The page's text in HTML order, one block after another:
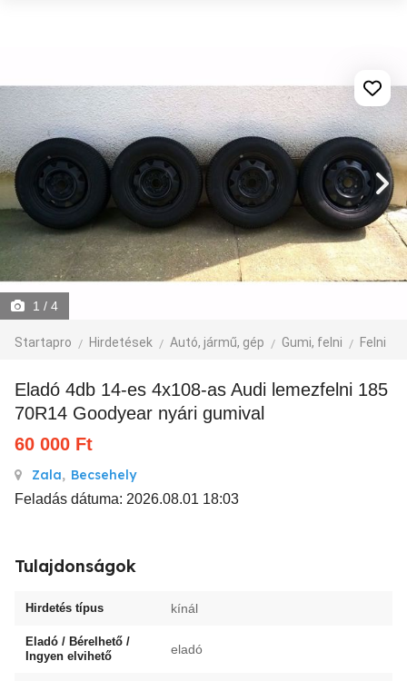
1 / 4
Startapro Hirdetések Autó, jármű, gép Gumi, felni Felni
Eladó 4db 14-es 4x108-as Audi lemezfelni 185
70R14 Goodyear nyári gumival
60 000 Ft
Zala, Becsehely
Feladás dátuma: 2026.08.01 18:03
Tulajdonságok
Hirdetés típus kínál
Eladó / Bérelhető /
Ingyen elvihető
eladó